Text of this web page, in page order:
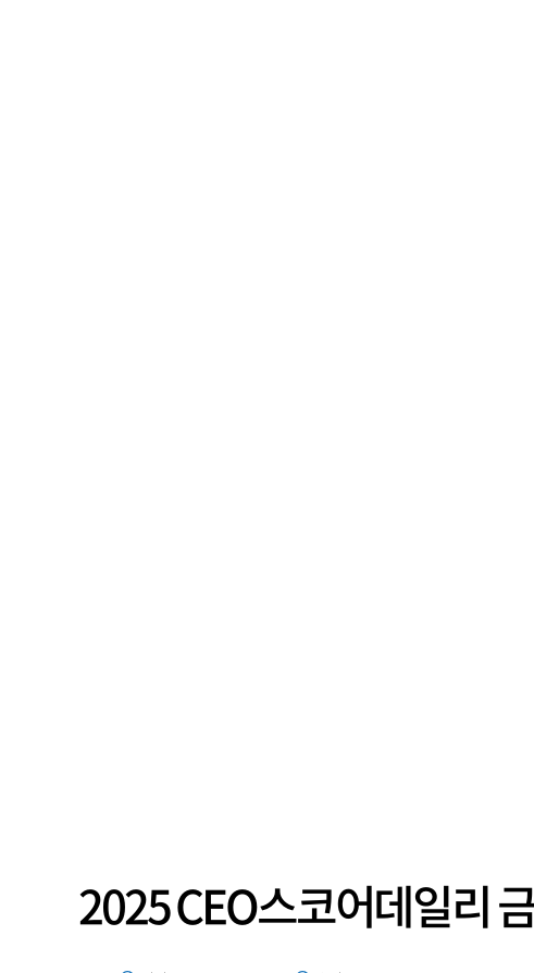
2025 CEO스코어데일리